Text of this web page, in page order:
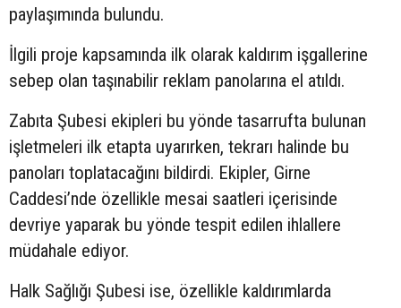
paylaşımında bulundu.
İlgili proje kapsamında ilk olarak kaldırım işgallerine
sebep olan taşınabilir reklam panolarına el atıldı.
Zabıta Şubesi ekipleri bu yönde tasarrufta bulunan
işletmeleri ilk etapta uyarırken, tekrarı halinde bu
panoları toplatacağını bildirdi. Ekipler, Girne
Caddesi’nde özellikle mesai saatleri içerisinde
devriye yaparak bu yönde tespit edilen ihlallere
müdahale ediyor.
Halk Sağlığı Şubesi ise, özellikle kaldırımlarda